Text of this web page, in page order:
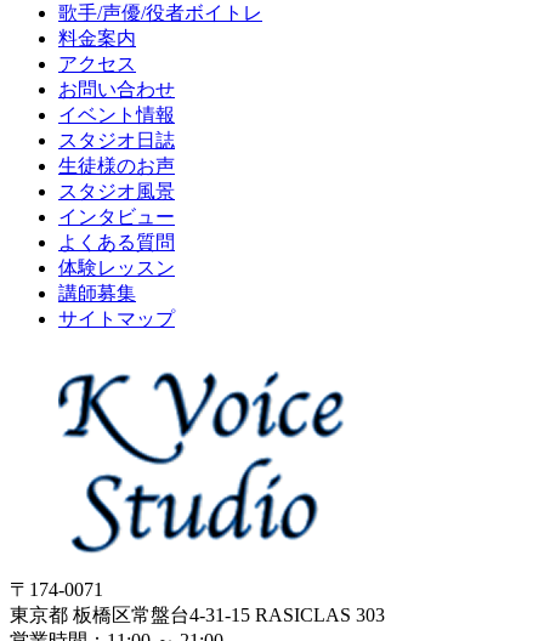
歌手/声優/役者ボイトレ
料金案内
アクセス
お問い合わせ
イベント情報
スタジオ日誌
生徒様のお声
スタジオ風景
インタビュー
よくある質問
体験レッスン
講師募集
サイトマップ
〒174-0071
東京都 板橋区常盤台4-31-15 RASICLAS 303